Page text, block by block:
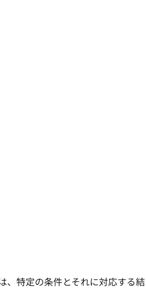
、特定の条件とそれに対応する結